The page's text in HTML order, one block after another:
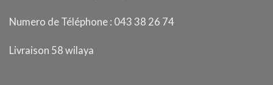
Numero de Téléphone : 043 38 26 74
Livraison 58 wilaya